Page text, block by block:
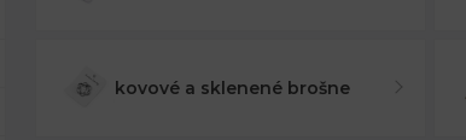
kovové a sklenené brošne